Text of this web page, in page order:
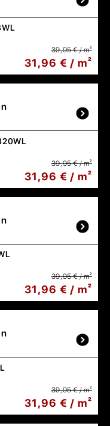
39,95 € / m²
31,96 € / m²
39,95 € / m²
31,96 € / m²
39,95 € / m²
31,96 € / m²
39,95 € / m²
31,96 € / m²